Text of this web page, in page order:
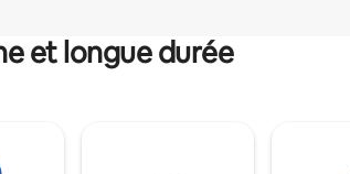
et longue durée